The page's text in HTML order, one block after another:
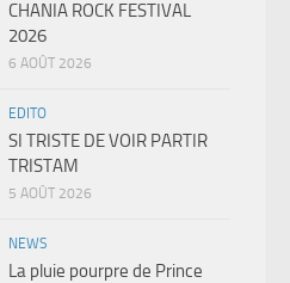
CHANIA ROCK FESTIVAL
2026
6 AOÛT 2026
EDITO
SI TRISTE DE VOIR PARTIR
TRISTAM
5 AOÛT 2026
NEWS
La pluie pourpre de Prince